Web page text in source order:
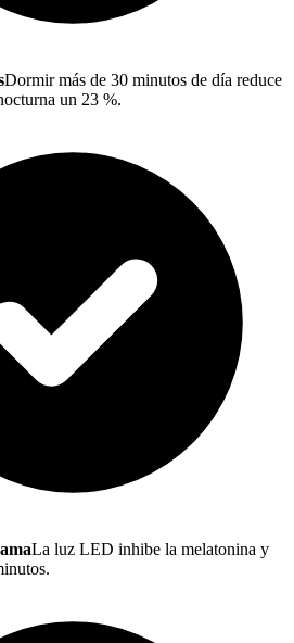
Dormir más de 30 minutos de día reduce
un 23 %.
La luz LED inhibe la melatonina y